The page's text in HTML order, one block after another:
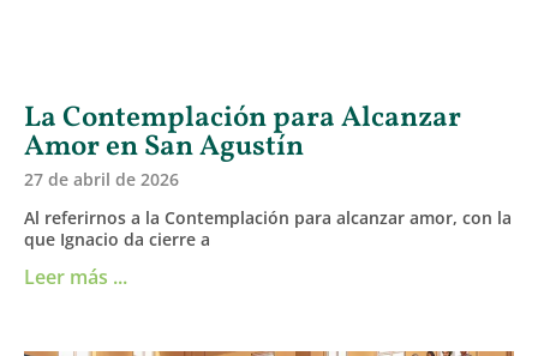
La Contemplación para Alcanzar
Amor en San Agustín
27 de abril de 2026
Al referirnos a la Contemplación para alcanzar amor, con la
que Ignacio da cierre a
Leer más ...